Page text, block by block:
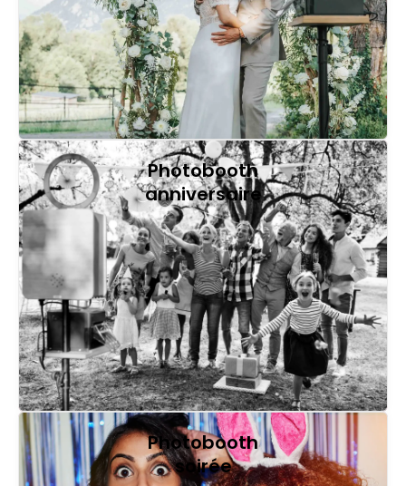
Photobooth
anniversaire
Photobooth
soirée